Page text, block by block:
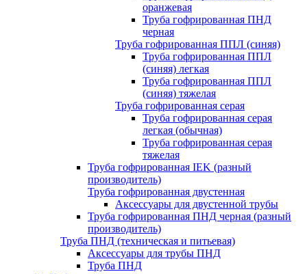
оранжевая
Труба гофрированная ПНД
черная
Труба гофрированная ППЛ (синяя)
Труба гофрированная ППЛ
(синяя) легкая
Труба гофрированная ППЛ
(синяя) тяжелая
Труба гофрированная серая
Труба гофрированная серая
легкая (обычная)
Труба гофрированная серая
тяжелая
Труба гофрированная IEK (разный
производитель)
Труба гофрированная двустенная
Аксессуары для двустенной трубы
Труба гофрированная ПНД черная (разный
производитель)
Труба ПНД (техническая и питьевая)
Аксессуары для трубы ПНД
Труба ПНД